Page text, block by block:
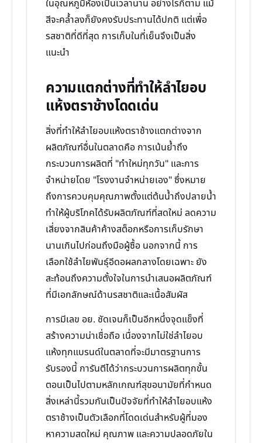
ในอุณหภูมิห้องเป็นเวลานาน อย่างไรก็ตาม แม้
สีจะคล้ำลงก็ยังคงรับประทานได้ปกติ แต่เพื่อ
รสชาติที่ดีที่สุด การเก็บในที่เย็นจึงเป็นสิ่ง
แนะนำ
ความแตกต่างที่ทำให้ลำไยอบ
แห้งตราช้างโดดเด่น
สิ่งที่ทำให้ลำไยอบแห้งตราช้างแตกต่างจาก
ผลิตภัณฑ์อื่นในตลาดคือ การเน้นย้ำถึง
กระบวนการผลิตที่ "ทำใหม่ทุกวัน" และการ
จำหน่ายโดย "โรงงานจำหน่ายเอง" ซึ่งหมาย
ถึงการควบคุมคุณภาพตั้งแต่ต้นน้ำถึงปลายน้ำ
ทำให้ผู้บริโภคได้รับผลิตภัณฑ์ที่สดใหม่ ลดความ
เสี่ยงจากสินค้าค้างสต็อกหรือการเก็บรักษา
นานเกินไปก่อนถึงมือผู้ซื้อ นอกจากนี้ การ
เลือกใช้ลำไยพันธุ์อีดอผลกลางโดยเฉพาะ ยัง
สะท้อนถึงความตั้งใจในการนำเสนอผลิตภัณฑ์
ที่มีเอกลักษณ์ด้านรสชาติและเนื้อสัมผัส
การมีเลข อย. ชัดเจนก็เป็นอีกหนึ่งจุดแข็งที่
สร้างความน่าเชื่อถือ เนื่องจากไม่ใช่ลำไยอบ
แห้งทุกแบรนด์ในตลาดที่จะมีมาตรฐานการ
รับรองนี้ การันตีได้ว่ากระบวนการผลิตทุกขั้น
ตอนเป็นไปตามหลักเกณฑ์สุขอนามัยที่กำหนด
สิ่งเหล่านี้รวมกันเป็นปัจจัยที่ทำให้ลำไยอบแห้ง
ตราช้างเป็นตัวเลือกที่โดดเด่นสำหรับผู้ที่มอง
หาความสดใหม่ คุณภาพ และความปลอดภัยใน